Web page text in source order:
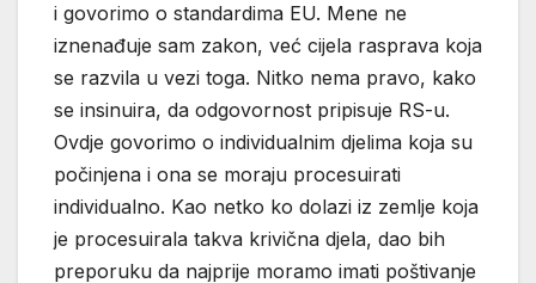
i govorimo o standardima EU. Mene ne
iznenađuje sam zakon, već cijela rasprava koja
se razvila u vezi toga. Nitko nema pravo, kako
se insinuira, da odgovornost pripisuje RS-u.
Ovdje govorimo o individualnim djelima koja su
počinjena i ona se moraju procesuirati
individualno. Kao netko ko dolazi iz zemlje koja
je procesuirala takva krivična djela, dao bih
preporuku da najprije moramo imati poštivanje